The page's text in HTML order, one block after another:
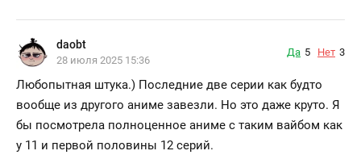
daobt
28 июля 2025 15:36
Да 5 Нет 3
Любопытная штука.) Последние две серии как будто
вообще из другого аниме завезли. Но это даже круто. Я
бы посмотрела полноценное аниме с таким вайбом как
у 11 и первой половины 12 серий.